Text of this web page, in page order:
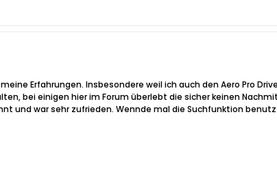
Erfahrungen. Insbesondere weil ich auch den Aero Pro
bei einigen hier im Forum überlebt die sicher keinen
war sehr zufrieden. Wennde mal die Suchfunktion